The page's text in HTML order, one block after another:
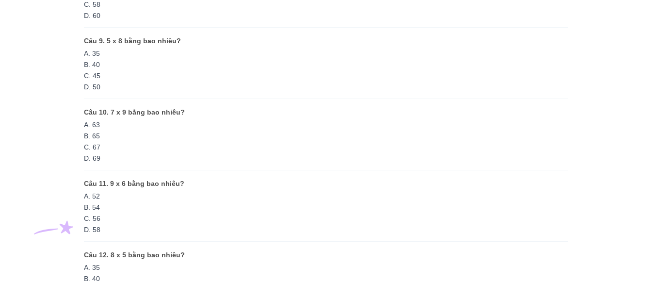
C. 58
D. 60
Câu 9. 5 x 8 bằng bao nhiêu?
A. 35
B. 40
C. 45
D. 50
Câu 10. 7 x 9 bằng bao nhiêu?
A. 63
B. 65
C. 67
D. 69
Câu 11. 9 x 6 bằng bao nhiêu?
A. 52
B. 54
C. 56
D. 58
Câu 12. 8 x 5 bằng bao nhiêu?
A. 35
B. 40